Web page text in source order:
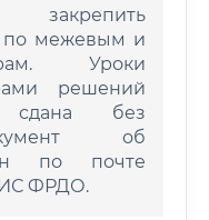
закрепить
по межевым и
Уроки
решений
сдана без
об
по почте
ФРДО.